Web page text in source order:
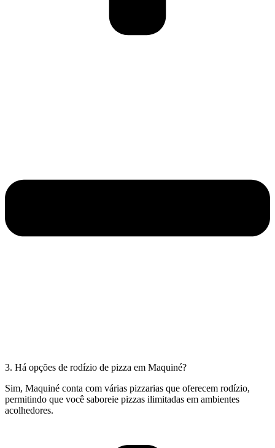
3. Há opções de rodízio de pizza em Maquiné?
Sim, Maquiné conta com várias pizzarias que oferecem rodízio,
permitindo que você saboreie pizzas ilimitadas em ambientes
acolhedores.